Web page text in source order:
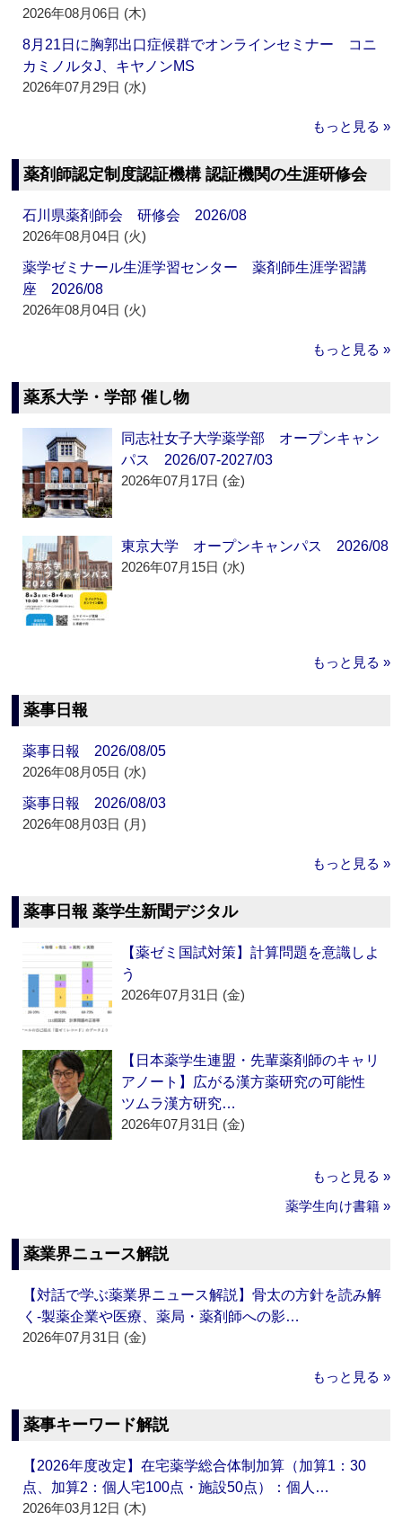
2026年08月06日 (木)
8月21日に胸郭出口症候群でオンラインセミナー コニ
カミノルタJ、キヤノンMS
2026年07月29日 (水)
もっと見る »
薬剤師認定制度認証機構 認証機関の生涯研修会
石川県薬剤師会 研修会 2026/08
2026年08月04日 (火)
薬学ゼミナール生涯学習センター 薬剤師生涯学習講
座 2026/08
2026年08月04日 (火)
もっと見る »
薬系大学・学部 催し物
同志社女子大学薬学部 オープンキャン
パス 2026/07-2027/03
2026年07月17日 (金)
東京大学 オープンキャンパス 2026/08
2026年07月15日 (水)
もっと見る »
薬事日報
薬事日報 2026/08/05
2026年08月05日 (水)
薬事日報 2026/08/03
2026年08月03日 (月)
もっと見る »
薬事日報 薬学生新聞デジタル
【薬ゼミ国試対策】計算問題を意識しよ
う
2026年07月31日 (金)
【日本薬学生連盟・先輩薬剤師のキャリ
アノート】広がる漢方薬研究の可能性
ツムラ漢方研究…
2026年07月31日 (金)
もっと見る »
薬学生向け書籍 »
薬業界ニュース解説
【対話で学ぶ薬業界ニュース解説】骨太の方針を読み解
く‐製薬企業や医療、薬局・薬剤師への影…
2026年07月31日 (金)
もっと見る »
薬事キーワード解説
【2026年度改定】在宅薬学総合体制加算（加算1：30
点、加算2：個人宅100点・施設50点）：個人…
2026年03月12日 (木)